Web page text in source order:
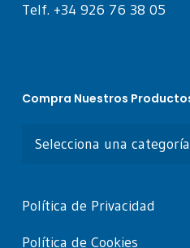
Telf. +34 926 76 38 05
Compra Nuestros
Política de Privacidad
Política de Cookies